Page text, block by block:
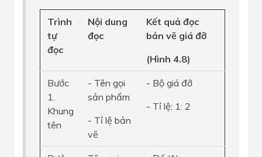
Trình
tự
đọc
Nội dung
đọc
Kết quả đọc
bản vẽ giá đỡ
(Hình 4.8)
Bước
1.
Khung
tên
- Tên gọi
sản phẩm
- Tỉ lệ bản
vẽ
- Bộ giá đỡ
- Tỉ lệ: 1: 2